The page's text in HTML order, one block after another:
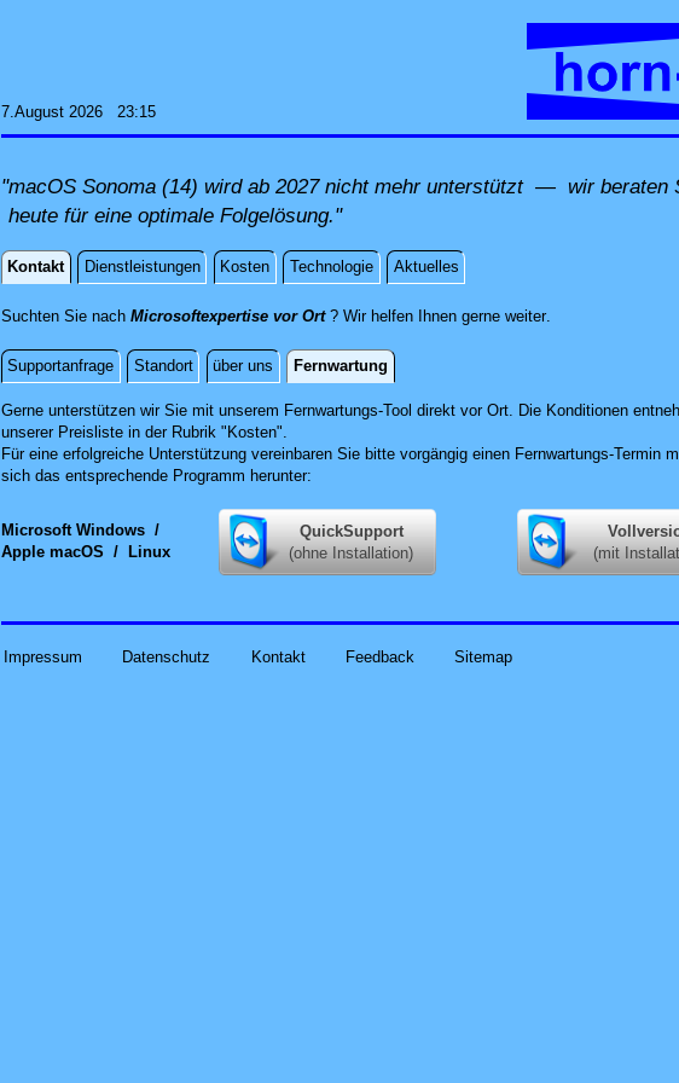
7.August 2026 23:15
"macOS Sonoma (14) wird ab 2027 nicht mehr unterstützt — wir beraten
heute für eine optimale Folgelösung."
Kontakt Dienstleistungen Kosten Technologie Aktuelles
Kontakt
Suchten Sie nach Microsoftexpertise vor Ort? Wir helfen Ihnen gerne weiterdirekt vor Ort vor
.
Supportanfrage Standort über uns Fernwartung
Fernwartung
Gerne unterstützen wir Sie mit unserem Fernwartungs-Tool direkt vor Ort. Die Konditionen
unserer Preisliste in der Rubrik "Kosten".
Für eine erfolgreiche Unterstützung vereinbaren Sie bitte vorgängig einen Fernwartungs-Termin
sich das entsprechende Programm herunter:
Microsoft Windows /
Apple macOS /Linux
QuickSupport
(ohne Installation)
(mit
Impressum Datenschutz Kontakt Feedback Sitemap